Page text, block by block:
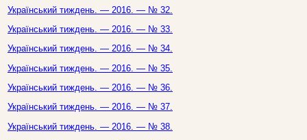
Український тиждень. — 2016. — № 32.
Український тиждень. — 2016. — № 33.
Український тиждень. — 2016. — № 34.
Український тиждень. — 2016. — № 35.
Український тиждень. — 2016. — № 36.
Український тиждень. — 2016. — № 37.
Український тиждень. — 2016. — № 38.